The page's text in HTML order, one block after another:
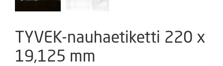
TYVEK-nauhaetiketti 220 x
19,125 mm